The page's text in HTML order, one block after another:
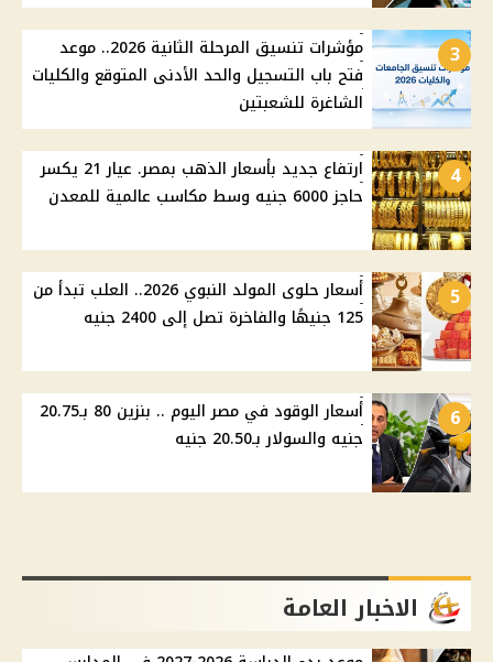
3
مؤشرات تنسيق المرحلة الثانية 2026.. موعد
فتح باب التسجيل والحد الأدنى المتوقع والكليات
الشاغرة للشعبتين
4
ارتفاع جديد بأسعار الذهب بمصر. عيار 21 يكسر
حاجز 6000 جنيه وسط مكاسب عالمية للمعدن
5
أسعار حلوى المولد النبوي 2026.. العلب تبدأ من
125 جنيهًا والفاخرة تصل إلى 2400 جنيه
6
أسعار الوقود في مصر اليوم .. بنزين 80 بـ20.75
جنيه والسولار بـ20.50 جنيه
الاخبار العامة